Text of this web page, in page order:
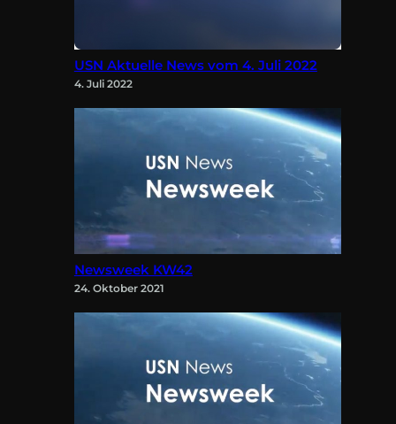
USN Aktuelle News vom 4. Juli 2022
4. Juli 2022
Newsweek KW42
24. Oktober 2021